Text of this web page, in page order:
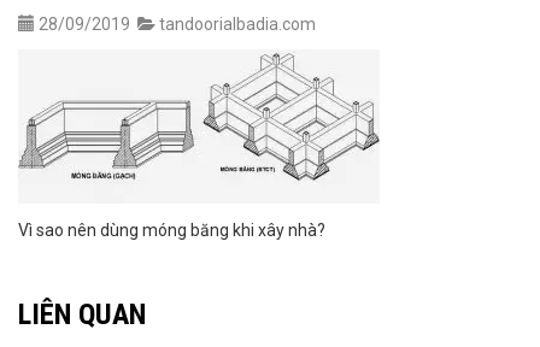
28/09/2019 tandoorialbadia.com
Vì sao nên dùng móng băng khi xây nhà?
LIÊN QUAN